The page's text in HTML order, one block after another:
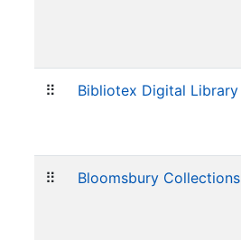
⠿ Bibliotex Digital Library
⠿ Bloomsbury Collections